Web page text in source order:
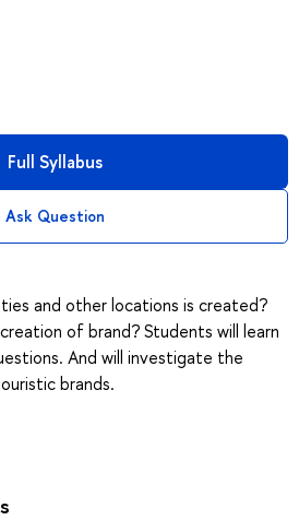
Full Syllabus
Ask Question
and other locations is created?
of brand? Students will learn
And will investigate the
brands.